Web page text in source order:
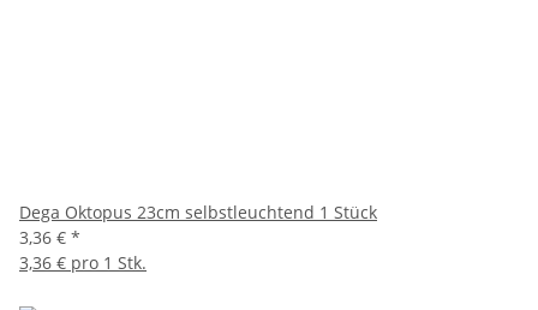
Dega Oktopus 23cm selbstleuchtend 1 Stück
3,36 € *
3,36 € pro 1 Stk.